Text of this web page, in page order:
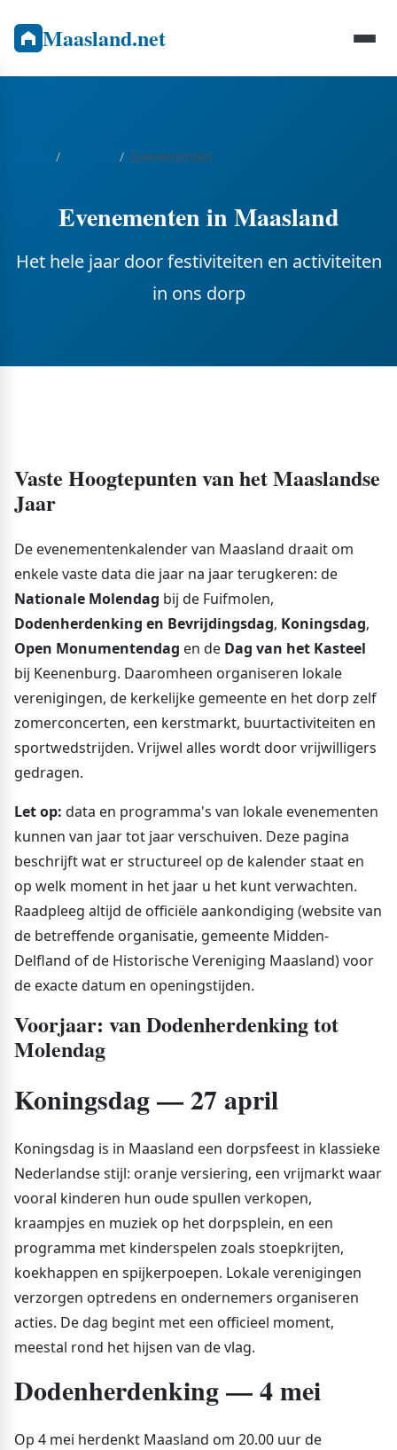
Maasland.net
Evenementen
Evenementen in Maasland
Het hele jaar door festiviteiten en activiteiten
in ons dorp
Vaste Hoogtepunten van het Maaslandse
Jaar
De evenementenkalender van Maasland draait om
enkele vaste data die jaar na jaar terugkeren: de
Nationale Molendag bij de Fuifmolen,
Dodenherdenking en Bevrijdingsdag, Koningsdag,
Open Monumentendag en de Dag van het Kasteel
bij Keenenburg. Daaromheen organiseren lokale
verenigingen, de kerkelijke gemeente en het dorp zelf
zomerconcerten, een kerstmarkt, buurtactiviteiten en
sportwedstrijden. Vrijwel alles wordt door vrijwilligers
gedragen.
Let op: data en programma's van lokale evenementen
kunnen van jaar tot jaar verschuiven. Deze pagina
beschrijft wat er structureel op de kalender staat en
op welk moment in het jaar u het kunt verwachten.
Raadpleeg altijd de officiële aankondiging (website van
de betreffende organisatie, gemeente Midden-
Delfland of de Historische Vereniging Maasland) voor
de exacte datum en openingstijden.
Voorjaar: van Dodenherdenking tot
Molendag
Koningsdag — 27 april
Koningsdag is in Maasland een dorpsfeest in klassieke
Nederlandse stijl: oranje versiering, een vrijmarkt waar
vooral kinderen hun oude spullen verkopen,
kraampjes en muziek op het dorpsplein, en een
programma met kinderspelen zoals stoepkrijten,
koekhappen en spijkerpoepen. Lokale verenigingen
verzorgen optredens en ondernemers organiseren
acties. De dag begint met een officieel moment,
meestal rond het hijsen van de vlag.
Dodenherdenking — 4 mei
Op 4 mei herdenkt Maasland om 20.00 uur de